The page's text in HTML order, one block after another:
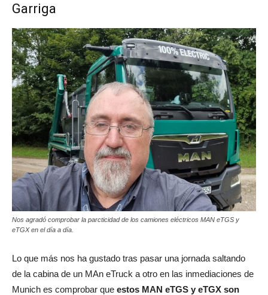
Garriga
Nos agradó comprobar la parcticidad de los camiones eléctricos MAN eTGS y
eTGX en el día a día.
Lo que más nos ha gustado tras pasar una jornada saltando
de la cabina de un MAn eTruck a otro en las inmediaciones de
Munich es comprobar que estos MAN eTGS y eTGX son